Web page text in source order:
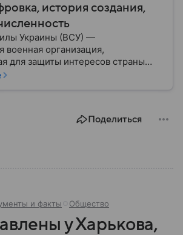
история создания,
Украины (ВСУ) —
военная организация,
для защиты интересов страны
создана после
Поделиться
и факты Общество
у Харькова,